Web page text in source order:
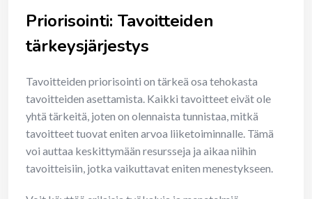
Priorisointi: Tavoitteiden
tärkeysjärjestys
Tavoitteiden priorisointi on tärkeä osa tehokasta
tavoitteiden asettamista. Kaikki tavoitteet eivät ole
yhtä tärkeitä, joten on olennaista tunnistaa, mitkä
tavoitteet tuovat eniten arvoa liiketoiminnalle. Tämä
voi auttaa keskittymään resursseja ja aikaa niihin
tavoitteisiin, jotka vaikuttavat eniten menestykseen.